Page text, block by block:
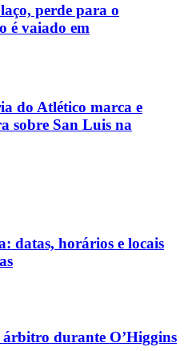
perde para o
é vaiado em
do Atlético marca e
sobre San Luis na
datas, horários e locais
árbitro durante O’Higgins